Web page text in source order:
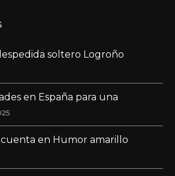
soltero Logroño
en España para una
cuenta en Humor amarillo